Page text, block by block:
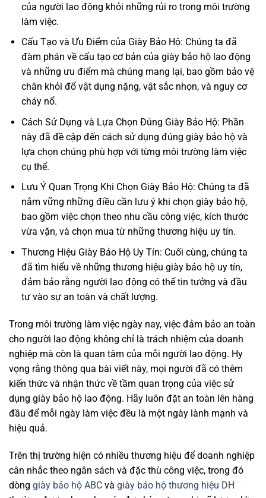
của người lao động khỏi những rủi ro trong môi trường
làm việc.
Cấu Tạo và Ưu Điểm của Giày Bảo Hộ: Chúng ta đã
đàm phán về cấu tạo cơ bản của giày bảo hộ lao động
và những ưu điểm mà chúng mang lại, bao gồm bảo vệ
chân khỏi đổ vật dụng nặng, vật sắc nhọn, và nguy cơ
cháy nổ.
Cách Sử Dụng và Lựa Chọn Đúng Giày Bảo Hộ: Phần
này đã đề cập đến cách sử dụng đúng giày bảo hộ và
lựa chọn chúng phù hợp với từng môi trường làm việc
cụ thể.
Lưu Ý Quan Trọng Khi Chọn Giày Bảo Hộ: Chúng ta đã
nắm vững những điều cần lưu ý khi chọn giày bảo hộ,
bao gồm việc chọn theo nhu cầu công việc, kích thước
vừa vặn, và chọn mua từ những thương hiệu uy tín.
Thương Hiệu Giày Bảo Hộ Uy Tín: Cuối cùng, chúng ta
đã tìm hiểu về những thương hiệu giày bảo hộ uy tín,
đảm bảo rằng người lao động có thể tin tưởng và đầu
tư vào sự an toàn và chất lượng.
Trong môi trường làm việc ngày nay, việc đảm bảo an toàn
cho người lao động không chỉ là trách nhiệm của doanh
nghiệp mà còn là quan tâm của mỗi người lao động. Hy
vọng rằng thông qua bài viết này, mọi người đã có thêm
kiến thức và nhận thức về tầm quan trọng của việc sử
dụng giày bảo hộ lao động. Hãy luôn đặt an toàn lên hàng
đầu để mỗi ngày làm việc đều là một ngày lành mạnh và
hiệu quả.
Trên thị trường hiện có nhiều thương hiệu để doanh nghiệp
cân nhắc theo ngân sách và đặc thù công việc, trong đó
dòng giày bảo hộ ABC và giày bảo hộ thương hiệu DH